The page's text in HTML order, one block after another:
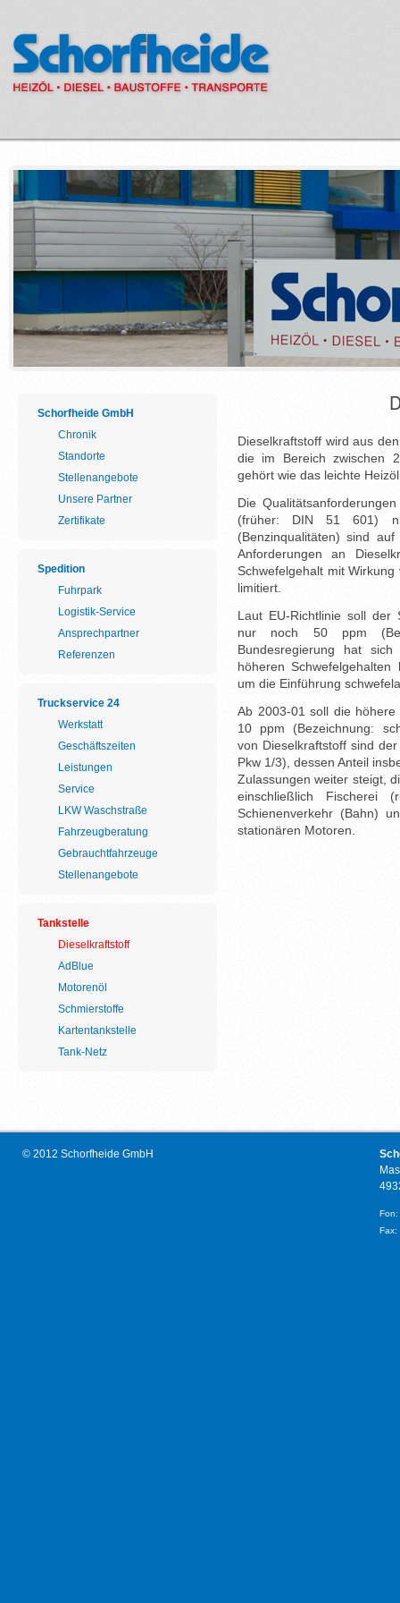
Schorfheide GmbH
Chronik
Standorte
Stellenangebote
Unsere Partner
Zertifikate
Spedition
Fuhrpark
Logistik-Service
Ansprechpartner
Referenzen
Truckservice 24
Werkstatt
Geschäftszeiten
Leistungen
Service
LKW Waschstraße
Fahrzeugberatung
Gebrauchtfahrzeuge
Stellenangebote
Tankstelle
Dieselkraftstoff
AdBlue
Motorenöl
Schmierstoffe
Kartentankstelle
Tank-Netz
Dieselkraftstoff wird aus
die im Bereich zwischen
gehört wie das leichte
Die
(früher: DIN 51 601)
(Benzinqualitäten) sind
Anforderungen an
Schwefelgehalt mit
limitiert.
Laut EU-Richtlinie soll der
nur noch 50 ppm
Bundesregierung hat
höheren
um die Einführung
Ab 2003-01 soll die
10 ppm (Bezeichnung:
von Dieselkraftstoff sind
Pkw 1/3), dessen Anteil
Zulassungen weiter steigt,
einschließlich
Schienenverkehr (Bahn)
stationären Motoren.
© 2012 Schorfheide GmbH
Fon:
Fax: